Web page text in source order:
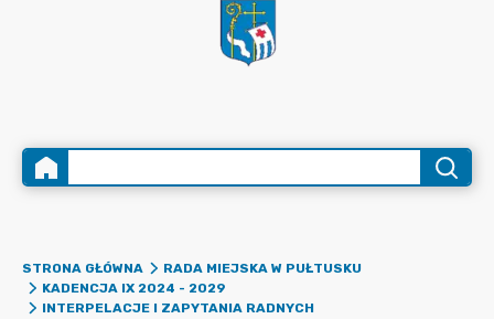
STRONA GŁÓWNA
RADA MIEJSKA W PUŁTUSKU
KADENCJA IX 2024 - 2029
INTERPELACJE I ZAPYTANIA RADNYCH